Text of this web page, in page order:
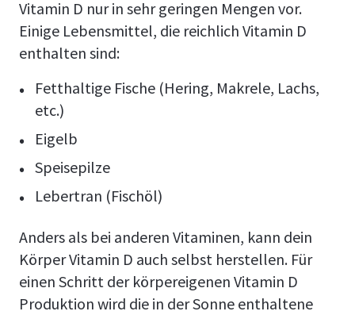
Vitamin D nur in sehr geringen Mengen vor.
Einige Lebensmittel, die reichlich Vitamin D
enthalten sind:
Fetthaltige Fische (Hering, Makrele, Lachs,
etc.)
Eigelb
Speisepilze
Lebertran (Fischöl)
Anders als bei anderen Vitaminen, kann dein
Körper Vitamin D auch selbst herstellen. Für
einen Schritt der körpereigenen Vitamin D
Produktion wird die in der Sonne enthaltene